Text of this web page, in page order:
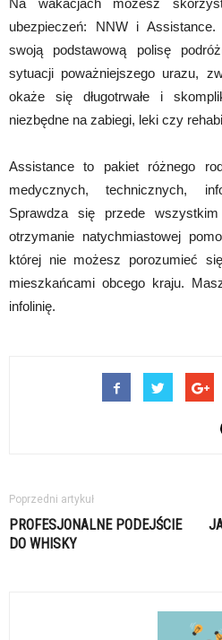
Na wakacjach możesz
ubezpieczeń: NNW i
swoją podstawową polisę
sytuacji poważniejszego urazu,
okaże się długotrwałe i
niezbędne na zabiegi, leki czy
Assistance to pakiet różnego
medycznych, technicznych,
Sprawdza się przede
otrzymanie natychmiastowej
której nie możesz porozumieć
mieszkańcami obcego kraju.
infolinię.
Poprzedni artykuł
PROFESJONALNE PODEJŚCIE
DO WHISKY